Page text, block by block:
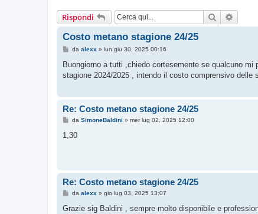
Rispondi Cerca
Costo metano stagione 24/25
M
s
a
i
da alexx » lun giu 30, 2025 00:16
Buongiorno a tutti ,chiedo cortesemente se qualcuno
stagione 2024/2025 , intendo il costo comprensivo
Re: Costo metano stagione 24/25
M
s
da SimoneBaldini » mer lug 02, 2025 12:00
1,30
Re: Costo metano stagione 24/25
M
s
da alexx » gio lug 03, 2025 13:07
Grazie sig Baldini , sempre molto disponibile e